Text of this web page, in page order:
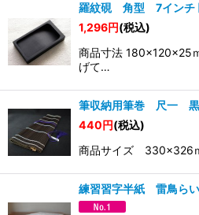
羅紋硯 角型 7インチ
1,296円(税込)
商品寸法 180×120×25
げて…
筆収納用筆巻 尺一 黒
440円(税込)
商品サイズ 330×326ｍ
練習習字半紙 雷鳥ら